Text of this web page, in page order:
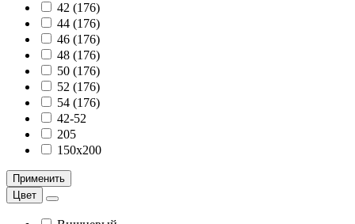
42 (176)
44 (176)
46 (176)
48 (176)
50 (176)
52 (176)
54 (176)
42-52
205
150х200
Применить
Цвет